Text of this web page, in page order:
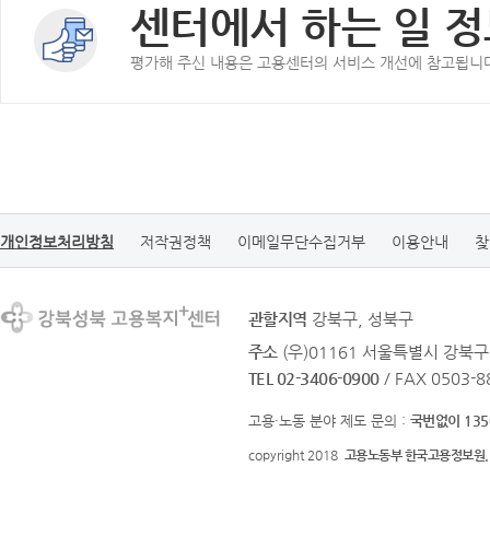
센터에서 하는 일
평가해 주신 내용은 고용센터의 서비스 개선에 참고됩니
개인정보처리방침 저작권정책 이메일무단수집거부 이용안내
관할지역 강북구, 성북구
주소 (우)01161 서울특별시 강북
TEL 02-3406-0900 / FAX 0503-
고용·노동 분야 제도 문의 : 국번없이
copyright 2018 고용노동부 한국고용정보원.